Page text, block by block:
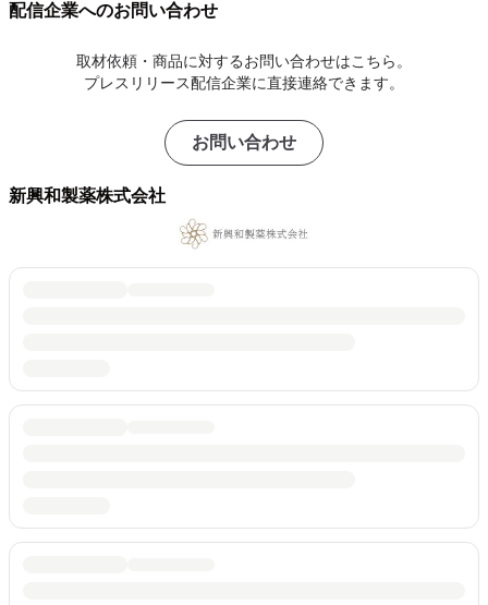
配信企業へのお問い合わせ
取材依頼・商品に対するお問い合わせはこちら。
プレスリリース配信企業に直接連絡できます。
お問い合わせ
新興和製薬株式会社